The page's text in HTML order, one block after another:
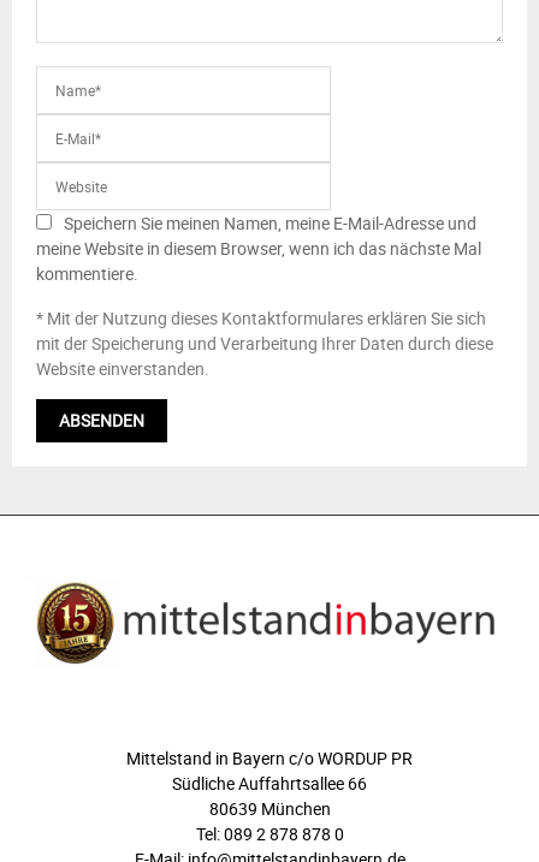
Speichern Sie meinen Namen, meine E-Mail-Adresse und
meine Website in diesem Browser, wenn ich das nächste Mal
kommentiere.
* Mit der Nutzung dieses Kontaktformulares erklären Sie sich
mit der Speicherung und Verarbeitung Ihrer Daten durch diese
Website einverstanden.
Mittelstand in Bayern c/o WORDUP PR
Südliche Auffahrtsallee 66
80639 München
Tel: 089 2 878 878 0